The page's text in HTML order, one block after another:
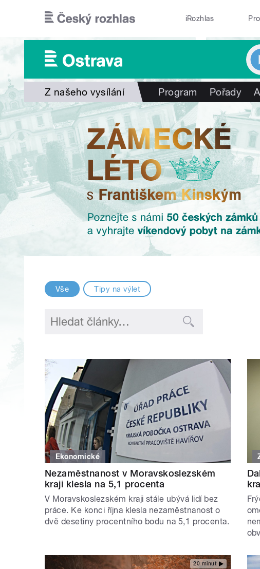
iRozhlas
Z našeho vysílání Program Pořady
Vše Tipy na výlet
Ekonomické
Nezaměstnanost v Moravskoslezském
kraji klesla na 5,1 procenta
V Moravskoslezském kraji stále ubývá lidí bez
práce. Ke konci října klesla nezaměstnanost o
dvě desetiny procentního bodu na 5,1 procenta.
20 minut